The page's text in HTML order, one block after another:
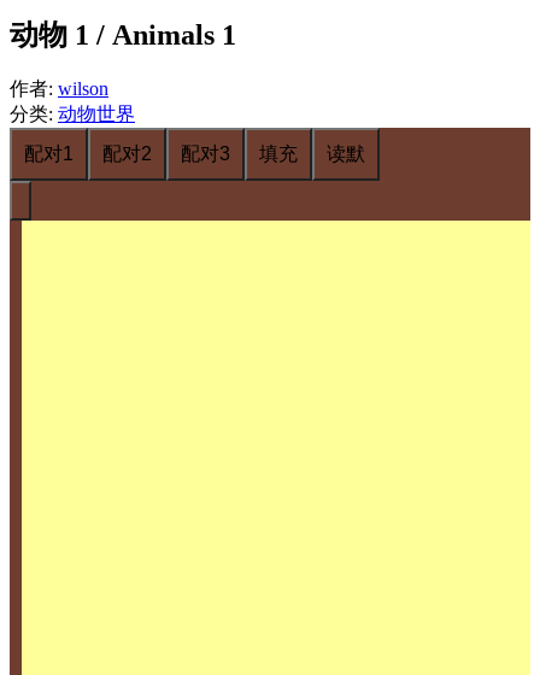
动物 1 / Animals 1
作者: wilson
分类: 动物世界
配对1
配对2 配对3 填充 读默